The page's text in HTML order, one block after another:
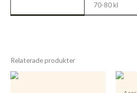
70-80 kl
Relaterade produkter